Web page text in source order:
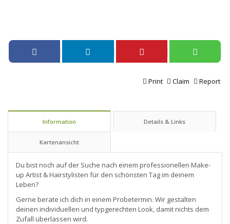
Report
Claim
Print
Information Details & Links
Kartenansicht
Du bist noch auf der Suche nach einem professionellen Make-
up Artist & Hairstylisten für den schönsten Tag im deinem
Leben?
Gerne berate ich dich in einem Probetermin. Wir gestalten
deinen individuellen und typgerechten Look, damit nichts dem
Zufall überlassen wird.